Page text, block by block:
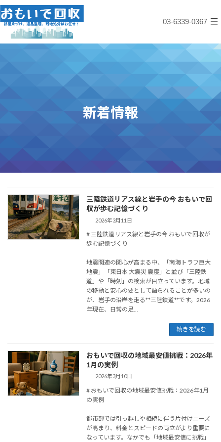
コ
ン
テ
ツ
ナ
ビ
ゲ
シ
03-6339-0367
新着情報
三陸鉄道リアス線と岩手の今 おもいで回
収が歩む記憶づくり
2026年3月11日
# 三陸鉄道リアス線と岩手の今 おもいで回収が
歩む記憶づくり
地震関連の関心が高まる中、「南海トラフ巨大
地震」「東日本 大震災 震度」と並び「三陸鉄
道」や「時刻」の検索が目立っています。地域
の移動と安心の要として語られることが多いの
が、岩手の沿岸を走る**三陸鉄道**です。2026
年現在、日常の足...
続きを読む
おもいで回収の地域最安値挑戦：2026年
1月の実例
2026年3月10日
# おもいで回収の地域最安値挑戦：2026年1月
の実例
都市部では引っ越しや相続に伴う片付けニーズ
が高まり、料金とスピードの両立がより重要に
なっています。なかでも「地域最安値に挑戦」